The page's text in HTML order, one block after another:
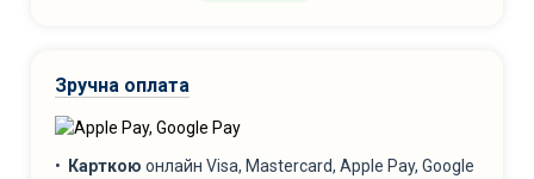
Зручна оплата
• Карткою онлайн Visa, Mastercard, Apple Pay, Google